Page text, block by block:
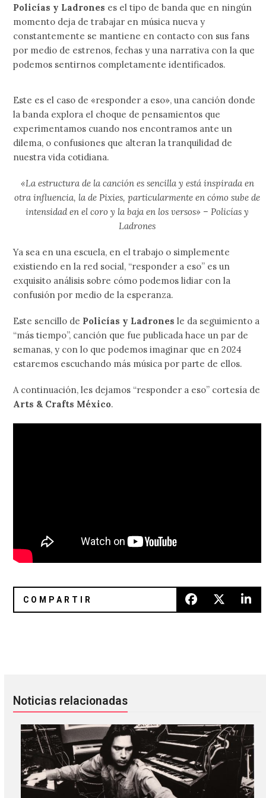
Policías y Ladrones es el tipo de banda que en ningún
momento deja de trabajar en música nueva y
constantemente se mantiene en contacto con sus fans
por medio de estrenos, fechas y una narrativa con la que
podemos sentirnos completamente identificados.
Este es el caso de «responder a eso», una canción donde
la banda explora el choque de pensamientos que
experimentamos cuando nos encontramos ante un
dilema, o confusiones que alteran la tranquilidad de
nuestra vida cotidiana.
«La estructura de la canción es sencilla y está inspirada en
otra influencia, la de Pixies, particularmente en cómo sube de
intensidad en el coro y la baja en los versos» – Policías y
Ladrones
Ya sea en una escuela, en el trabajo o simplemente
existiendo en la red social, “responder a eso” es un
exquisito análisis sobre cómo podemos lidiar con la
confusión por medio de la esperanza.
Este sencillo de Policías y Ladrones le da seguimiento a
“más tiempo”, canción que fue publicada hace un par de
semanas, y con lo que podemos imaginar que en 2024
estaremos escuchando más música por parte de ellos.
A continuación, les dejamos “responder a eso” cortesía de
Arts & Crafts México.
Noticias relacionadas